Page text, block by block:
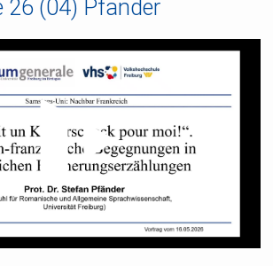
26 (04) Pfänder